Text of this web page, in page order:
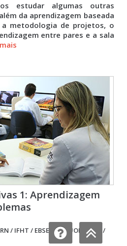
estudar algumas outras
da aprendizagem baseada
a metodologia de projetos, o
entre pares e a sala
1: Aprendizagem
/ IFHT / EBSERH / HUOL / UERJ /